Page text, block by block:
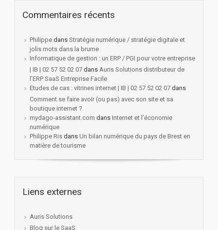
Commentaires récents
Philippe dans Stratégie numérique / stratégie digitale et
jolis mots dans la brume
Informatique de gestion : un ERP / PGI pour votre entreprise
| IB | 02 57 52 02 07 dans Auris Solutions distributeur de
l’ERP SaaS Entreprise Facile
Etudes de cas : vitrines internet | IB | 02 57 52 02 07 dans
Comment se faire avoir (ou pas) avec son site et sa
boutique internet ?
mydago-assistant.com dans Internet et l’économie
numérique
Philippe Ris dans Un bilan numérique du pays de Brest en
matière de tourisme
Liens externes
Auris Solutions
Blog sur le SaaS